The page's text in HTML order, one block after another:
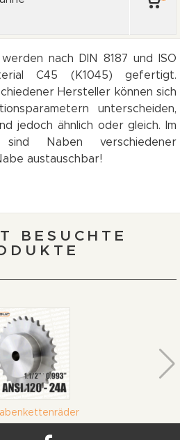
nach DIN 8187 und ISO
C45 (K1045) gefertigt.
Hersteller können sich
unterscheiden,
jedoch ähnlich oder gleich. Im
sind Naben verschiedener
austauschbar!
BESUCHTE